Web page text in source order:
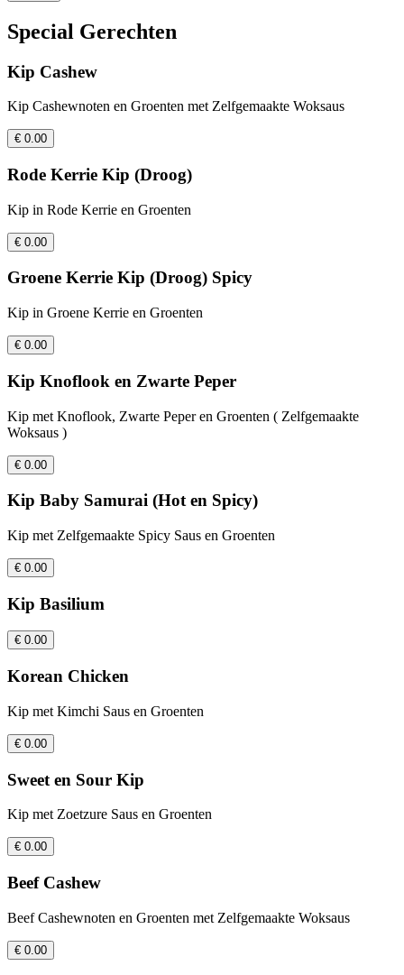
Special Gerechten
Kip Cashew
Kip Cashewnoten en Groenten met Zelfgemaakte Woksaus
€ 0.00
Rode Kerrie Kip (Droog)
Kip in Rode Kerrie en Groenten
€ 0.00
Groene Kerrie Kip (Droog) Spicy
Kip in Groene Kerrie en Groenten
€ 0.00
Kip Knoflook en Zwarte Peper
Kip met Knoflook, Zwarte Peper en Groenten ( Zelfgemaakte
Woksaus )
€ 0.00
Kip Baby Samurai (Hot en Spicy)
Kip met Zelfgemaakte Spicy Saus en Groenten
€ 0.00
Kip Basilium
€ 0.00
Korean Chicken
Kip met Kimchi Saus en Groenten
€ 0.00
Sweet en Sour Kip
Kip met Zoetzure Saus en Groenten
€ 0.00
Beef Cashew
Beef Cashewnoten en Groenten met Zelfgemaakte Woksaus
€ 0.00